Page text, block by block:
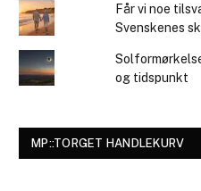
Får vi noe
Svenskenes
og tidspunkt
MP::TORGET HANDLEKURV